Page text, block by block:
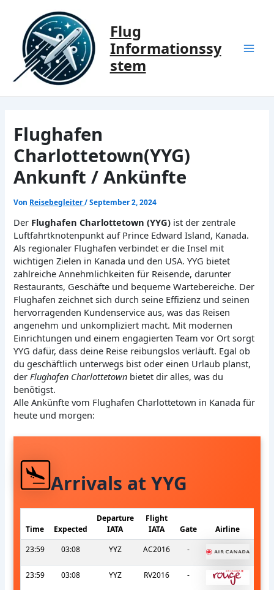
springen
Flug
Informationssy
stem
Flughafen
Charlottetown(YYG)
Ankunft / Ankünfte
Von Reisebegleiter/September 2, 2024
Der Flughafen Charlottetown (YYG) ist der zentrale
Luftfahrtknotenpunkt auf Prince Edward Island, Kanada.
Als regionaler Flughafen verbindet er die Insel mit
wichtigen Zielen in Kanada und den USA. YYG bietet
zahlreiche Annehmlichkeiten für Reisende, darunter
Restaurants, Geschäfte und bequeme Wartebereiche. Der
Flughafen zeichnet sich durch seine Effizienz und seinen
hervorragenden Kundenservice aus, was das Reisen
angenehm und unkompliziert macht. Mit modernen
Einrichtungen und einem engagierten Team vor Ort sorgt
YYG dafür, dass deine Reise reibungslos verläuft. Egal ob
du geschäftlich unterwegs bist oder einen Urlaub planst,
derFlughafen Charlottetown bietet dir alles, was du
benötigst.
Alle Ankünfte vom Flughafen Charlottetown in Kanada für
heute und morgen:
Arrivals at YYG
Time Expected
Departure
IATA
Flight
IATA
Gate
Airline
23:59
03:08 YYZ AC2016 -
23:59 03:08 YYZ RV2016 -